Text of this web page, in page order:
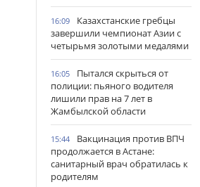
16:09
Казахстанские гребцы
завершили чемпионат Азии с
четырьмя золотыми медалями
16:05
Пытался скрыться от
полиции: пьяного водителя
лишили прав на 7 лет в
Жамбылской области
15:44
Вакцинация против ВПЧ
продолжается в Астане:
санитарный врач обратилась к
родителям